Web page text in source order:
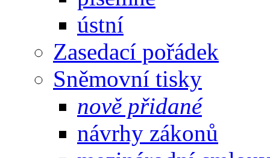
ústní
Zasedací pořádek
Sněmovní tisky
nově přidané
návrhy zákonů